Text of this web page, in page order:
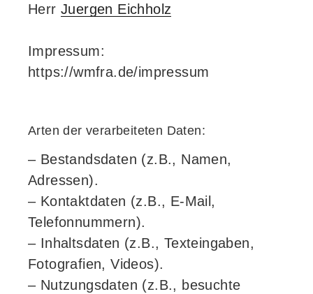
HerrJuergen Eichholz
Impressum:
https://wmfra.de/impressum
Arten der verarbeiteten Daten:
– Bestandsdaten (z.B., Namen,
Adressen).
– Kontaktdaten (z.B., E-Mail,
Telefonnummern).
– Inhaltsdaten (z.B., Texteingaben,
Fotografien, Videos).
– Nutzungsdaten (z.B., besuchte